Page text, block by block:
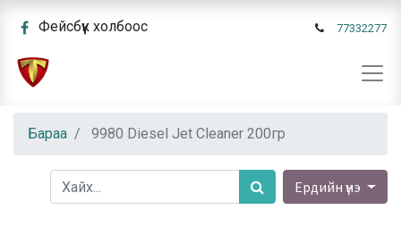
Фейсбүүк холбоос 77332277
Бараа 9980 Diesel Jet Cleaner 200гр
Ердийн үнэ